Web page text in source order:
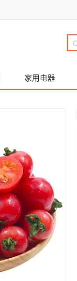
家用电器